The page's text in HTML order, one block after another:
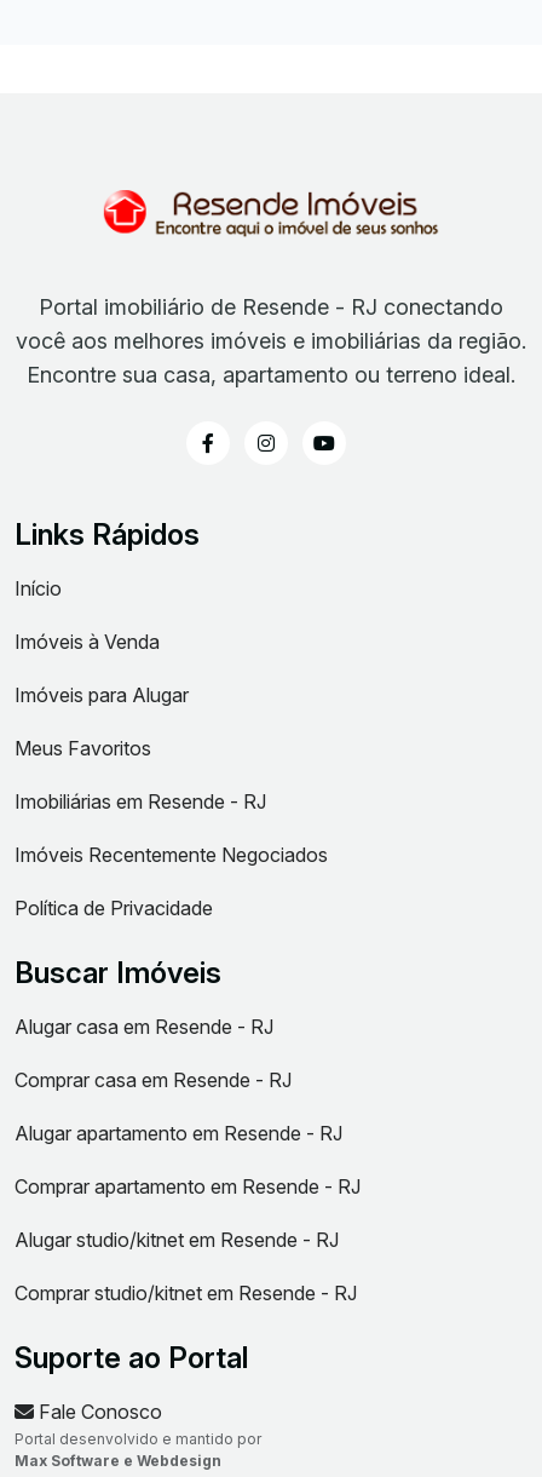
Portal imobiliário de Resende - RJ conectando
você aos melhores imóveis e imobiliárias da região.
Encontre sua casa, apartamento ou terreno ideal.
Links Rápidos
Início
Imóveis à Venda
Imóveis para Alugar
Meus Favoritos
Imobiliárias em Resende - RJ
Imóveis Recentemente Negociados
Política de Privacidade
Buscar Imóveis
Alugar casa em Resende - RJ
Comprar casa em Resende - RJ
Alugar apartamento em Resende - RJ
Comprar apartamento em Resende - RJ
Alugar studio/kitnet em Resende - RJ
Comprar studio/kitnet em Resende - RJ
Suporte ao Portal
Fale Conosco
Portal desenvolvido e mantido por
Max Software e Webdesign